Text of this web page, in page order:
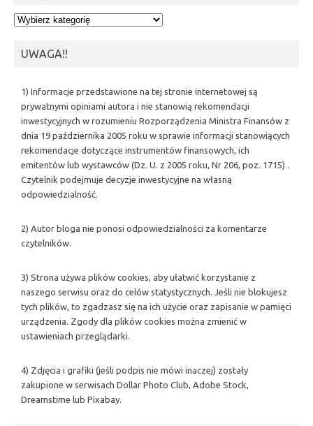
Kategorie
UWAGA!!
1) Informacje przedstawione na tej stronie internetowej są
prywatnymi opiniami autora i nie stanowią rekomendacji
inwestycyjnych w rozumieniu Rozporządzenia Ministra Finansów z
dnia 19 października 2005 roku w sprawie informacji stanowiących
rekomendacje dotyczące instrumentów finansowych, ich
emitentów lub wystawców (Dz. U. z 2005 roku, Nr 206, poz. 1715) .
Czytelnik podejmuje decyzje inwestycyjne na własną
odpowiedzialność.
2) Autor bloga nie ponosi odpowiedzialności za komentarze
czytelników.
3) Strona używa plików cookies, aby ułatwić korzystanie z
naszego serwisu oraz do celów statystycznych. Jeśli nie blokujesz
tych plików, to zgadzasz się na ich użycie oraz zapisanie w pamięci
urządzenia. Zgody dla plików cookies można zmienić w
ustawieniach przeglądarki.
4) Zdjęcia i grafiki (jeśli podpis nie mówi inaczej) zostały
zakupione w serwisach Dollar Photo Club, Adobe Stock,
Dreamstime lub Pixabay.